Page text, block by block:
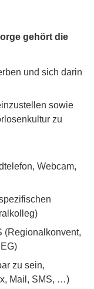
gehört die
und sich darin
sowie
zu
Webcam,
(Regionalkonvent,
)
zu sein,
Mail, SMS, …)